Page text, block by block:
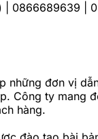
| 0866689639 |
những đơn vị
Công ty mang
hàng.